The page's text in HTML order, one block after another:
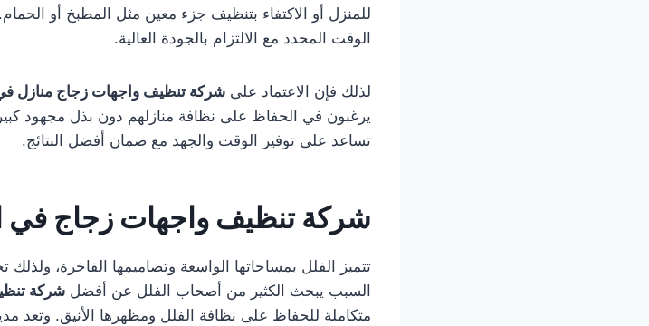
للمنزل أو الاكتفاء بتنظيف جزء معين مثل المطبخ أو
الوقت المحدد مع الالتزام بالجودة العالية.
لذلك فإن الاعتماد على شركة تنظيف واجهات زجاج منازل
يرغبون في الحفاظ على نظافة منازلهم دون بذل مجهود
تساعد على توفير الوقت والجهد مع ضمان أفضل النتائج.
شركة تنظيف واجهات زجاج في
تتميز الفلل بمساحاتها الواسعة وتصاميمها الفاخرة، ولذلك
السبب يبحث الكثير من أصحاب الفلل عن أفضل شركة
متكاملة للحفاظ على نظافة الفلل ومظهرها الأنيق. وتعد